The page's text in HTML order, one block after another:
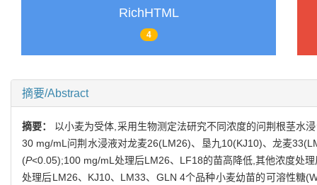
RichHTML
4
摘要/Abstract
摘要： 以小麦为受体,采用生物测定法研究不同浓度的问荆根茎水
30 mg/mL问荆水浸液对龙麦26(LM26)、垦九10(KJ10)、龙麦
(P<0.05);100 mg/mL处理后LM26、LF18的苗高降低,其他浓度处
处理后LM26、KJ10、LM33、GLN 4个品种小麦幼苗的可溶性糖